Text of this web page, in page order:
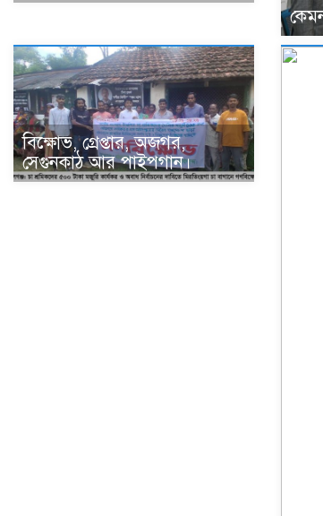
বিক্ষোভ, গ্রেপ্তার, অজগর,
সেগুনকাঠ আর পাইপগান।